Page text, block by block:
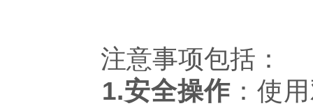
注意事项包括：
1.安全操作：使